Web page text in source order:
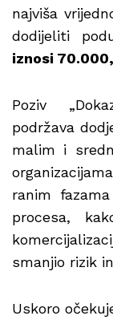
najviša
dodijeliti
iznosi
Poziv
podržava
malim i
ranim
procesa,
smanjio rizik
Uskoro